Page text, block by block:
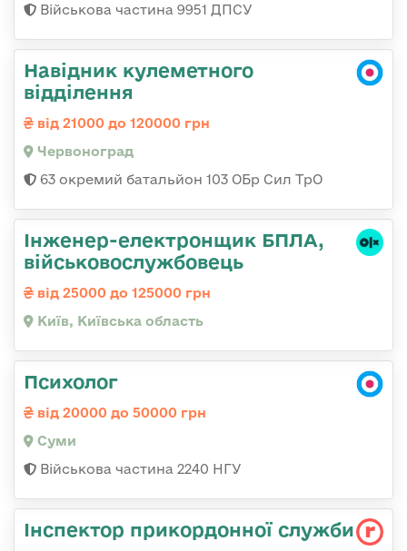
Військова частина 9951 ДПСУ
Навідник кулеметного
відділення
від 21000 до 120000 грн
Червоноград
63 окремий батальйон 103 ОБр Сил ТрО
Інженер-електронщик БПЛА,
військовослужбовець
від 25000 до 125000 грн
Київ, Київська область
Психолог
від 20000 до 50000 грн
Суми
Військова частина 2240 НГУ
Інспектор прикордонної служби